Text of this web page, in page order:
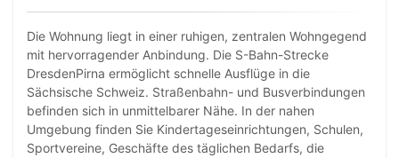
Die Wohnung liegt in einer ruhigen, zentralen Wohngegend
mit hervorragender Anbindung. Die S-Bahn-Strecke
DresdenPirna ermöglicht schnelle Ausflüge in die
Sächsische Schweiz. Straßenbahn- und Busverbindungen
befinden sich in unmittelbarer Nähe. In der nahen
Umgebung finden Sie Kindertageseinrichtungen, Schulen,
Sportvereine, Geschäfte des täglichen Bedarfs, die